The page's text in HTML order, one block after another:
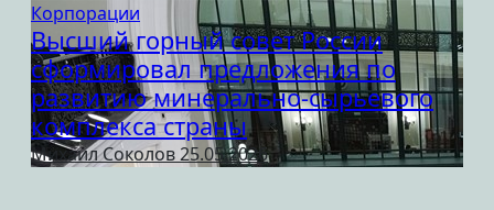
Корпорации
Высший горный совет России
сформировал предложения по
развитию минерально-сырьевого
комплекса страны
Михаил Соколов25.05.2026